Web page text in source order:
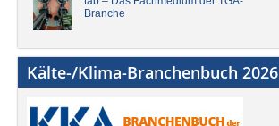
Branche
Kälte-/Klima-Branchenbuch 2026